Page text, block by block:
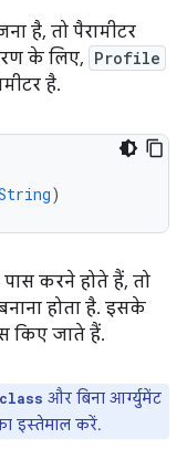
है, तो पैरामीटर
के लिए, Profile
है.
)
करने होते हैं, तो
होता है. इसके
किए जाते हैं.
और बिना आर्ग्युमेंट
इस्तेमाल करें.